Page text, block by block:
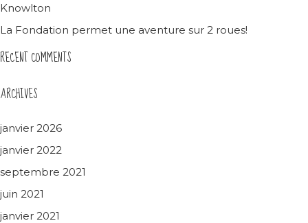
Knowlton
La Fondation permet une aventure sur 2 roues!
RECENT COMMENTS
ARCHIVES
janvier 2026
janvier 2022
septembre 2021
juin 2021
janvier 2021